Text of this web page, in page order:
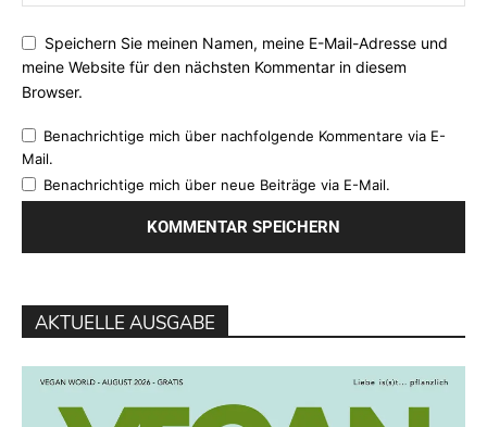
Speichern Sie meinen Namen, meine E-Mail-Adresse und
meine Website für den nächsten Kommentar in diesem
Browser.
Benachrichtige mich über nachfolgende Kommentare via E-
Mail.
Benachrichtige mich über neue Beiträge via E-Mail.
AKTUELLE AUSGABE